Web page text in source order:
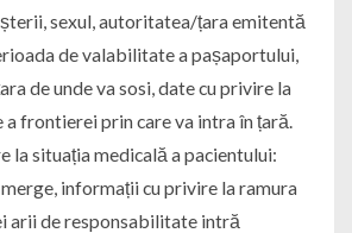
sexul, autoritatea/țara emitentă
de valabilitate a pașaportului,
de unde va sosi, date cu privire la
a frontierei prin care va intra în țară.
la situația medicală a pacientului:
informații cu privire la ramura
arii de responsabilitate intră